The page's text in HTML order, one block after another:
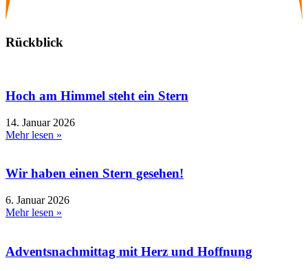
Rückblick
Hoch am Himmel steht ein Stern
14. Januar 2026
Mehr lesen »
Wir haben einen Stern gesehen!
6. Januar 2026
Mehr lesen »
Adventsnachmittag mit Herz und Hoffnung